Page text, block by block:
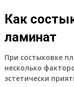
Как
ламинат
При состыковке
несколько
эстетически